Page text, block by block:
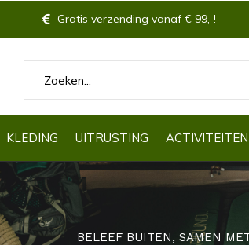
KLEDING UITRUSTING ACTIVITEITEN
Gratis verzending vanaf € 99,-!
BELEEF BUITEN, SAMEN